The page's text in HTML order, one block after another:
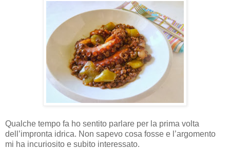
Qualche tempo fa ho sentito parlare per la prima volta
dell’impronta idrica. Non sapevo cosa fosse e l’argomento
mi ha incuriosito e subito interessato.